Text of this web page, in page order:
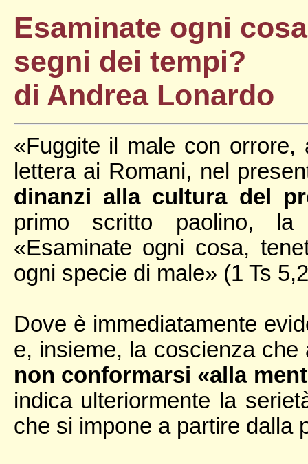
Esaminate ogni
segni dei tempi?
di Andrea Lonardo
«Fuggite il male con
lettera ai Romani, nel
dinanzi alla cultura del
primo scritto paolino, la
«Esaminate ogni cosa,
ogni specie di male» (1 Ts
Dove è immediatamente
e, insieme, la coscienza
non conformarsi «alla
indica ulteriormente la
che si impone a partire dalla